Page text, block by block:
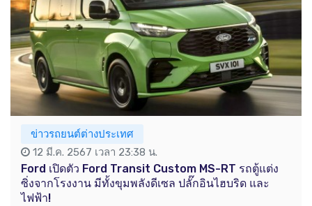
ข่าวรถยนต์ต่างประเทศ
12 มี.ค. 2567 เวลา 23:38 น.
Ford เปิดตัว Ford Transit Custom MS-RT รถตู้แต่ง
ซิ่งจากโรงงาน มีทั้งขุมพลังดีเซล ปลั๊กอินไฮบริด และ
ไฟฟ้า!